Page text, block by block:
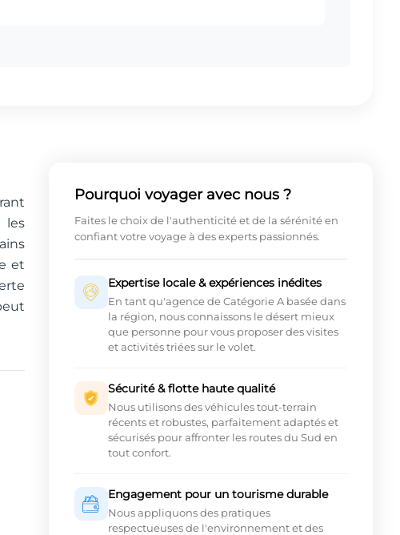
les
et
Pourquoi voyager avec nous ?
Faites le choix de l'authenticité et de la sérénité en
confiant votre voyage à des experts passionnés.
Expertise locale & expériences inédites
En tant qu'agence de Catégorie A basée dans
la région, nous connaissons le désert mieux
que personne pour vous proposer des visites
et activités triées sur le volet.
Sécurité & flotte haute qualité
Nous utilisons des véhicules tout-terrain
récents et robustes, parfaitement adaptés et
sécurisés pour affronter les routes du Sud en
tout confort.
Engagement pour un tourisme durable
Nous appliquons des pratiques
respectueuses de l'environnement et des